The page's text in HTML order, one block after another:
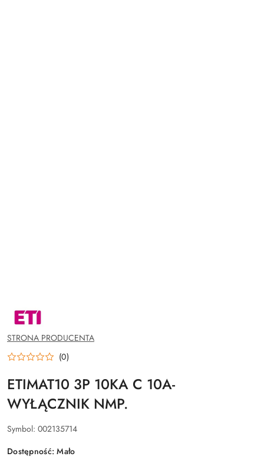
NAZWA
PRODUCENTA:
ETI
POLAM
SP.Z
STRONA PRODUCENTA
(0)
ETIMAT10 3P 10KA C 10A-
WYŁĄCZNIK NMP.
Symbol: 002135714
Dostępność:Mało